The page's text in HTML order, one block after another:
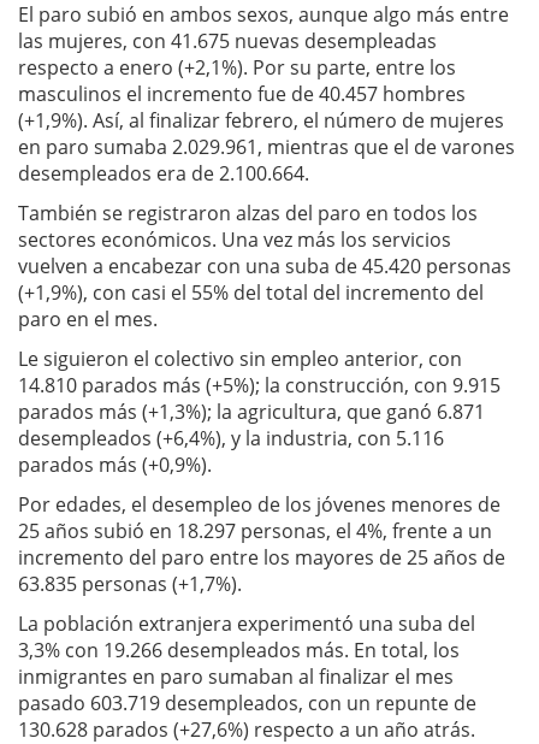
El paro subió en ambos sexos, aunque algo más entre
las mujeres, con 41.675 nuevas desempleadas
respecto a enero (+2,1%). Por su parte, entre los
masculinos el incremento fue de 40.457 hombres
(+1,9%). Así, al finalizar febrero, el número de mujeres
en paro sumaba 2.029.961, mientras que el de varones
desempleados era de 2.100.664.
También se registraron alzas del paro en todos los
sectores económicos. Una vez más los servicios
vuelven a encabezar con una suba de 45.420 personas
(+1,9%), con casi el 55% del total del incremento del
paro en el mes.
Le siguieron el colectivo sin empleo anterior, con
14.810 parados más (+5%); la construcción, con 9.915
parados más (+1,3%); la agricultura, que ganó 6.871
desempleados (+6,4%), y la industria, con 5.116
parados más (+0,9%).
Por edades, el desempleo de los jóvenes menores de
25 años subió en 18.297 personas, el 4%, frente a un
incremento del paro entre los mayores de 25 años de
63.835 personas (+1,7%).
La población extranjera experimentó una suba del
3,3% con 19.266 desempleados más. En total, los
inmigrantes en paro sumaban al finalizar el mes
pasado 603.719 desempleados, con un repunte de
130.628 parados (+27,6%) respecto a un año atrás.